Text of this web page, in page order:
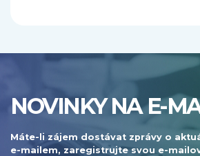
NOVINKY NA E-
Máte-li zájem dostávat zprávy o
e-mailem, zaregistrujte svou e-